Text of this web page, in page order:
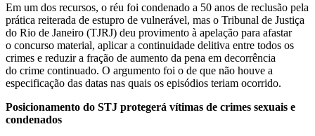
Em um dos recursos, o réu foi condenado a 50 anos de reclusão pela
prática reiterada de estupro de vulnerável, mas o Tribunal de Justiça
do Rio de Janeiro (TJRJ) deu provimento à apelação para afastar
o concurso material, aplicar a continuidade delitiva entre todos os
crimes e reduzir a fração de aumento da pena em decorrência
do crime continuado. O argumento foi o de que não houve a
especificação das datas nas quais os episódios teriam ocorrido.
Posicionamento do STJ protegerá vítimas de crimes sexuais e
condenados